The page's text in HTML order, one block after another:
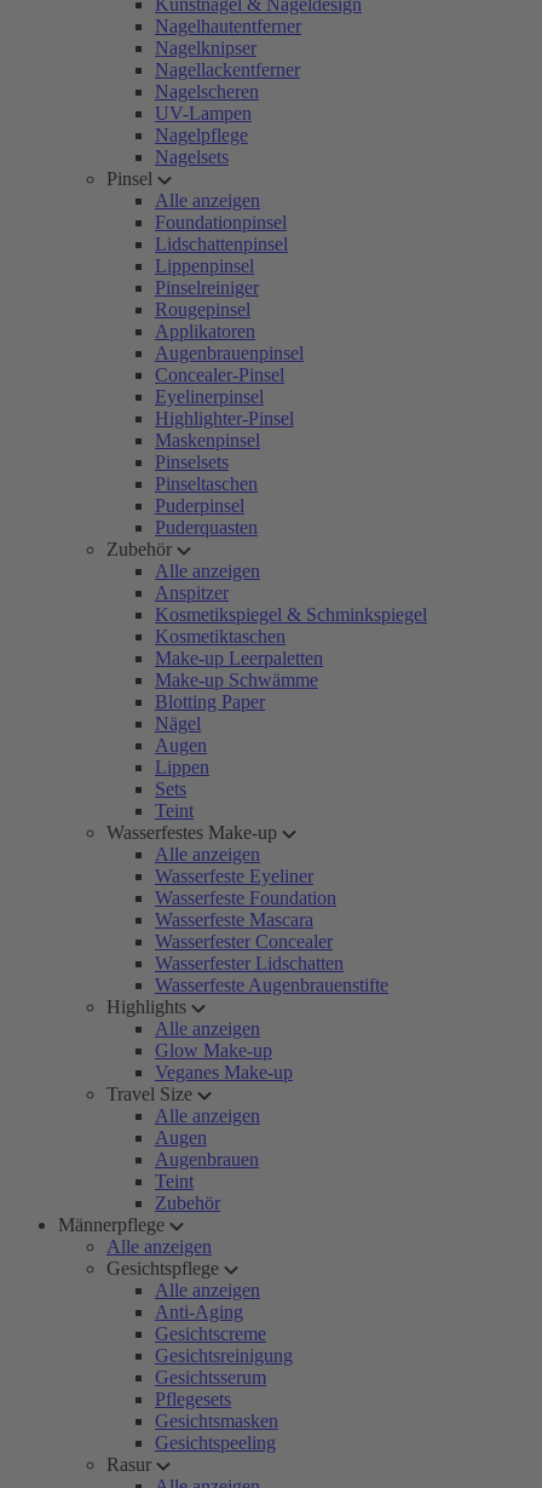
Kunstnägel & Nageldesign
Nagelhautentferner
Nagelknipser
Nagellackentferner
Nagelscheren
UV-Lampen
Nagelpflege
Nagelsets
Pinsel
Alle anzeigen
Foundationpinsel
Lidschattenpinsel
Lippenpinsel
Pinselreiniger
Rougepinsel
Applikatoren
Augenbrauenpinsel
Concealer-Pinsel
Eyelinerpinsel
Highlighter-Pinsel
Maskenpinsel
Pinselsets
Pinseltaschen
Puderpinsel
Puderquasten
Zubehör
Alle anzeigen
Anspitzer
Kosmetikspiegel & Schminkspiegel
Kosmetiktaschen
Make-up Leerpaletten
Make-up Schwämme
Blotting Paper
Nägel
Augen
Lippen
Sets
Teint
Wasserfestes Make-up
Alle anzeigen
Wasserfeste Eyeliner
Wasserfeste Foundation
Wasserfeste Mascara
Wasserfester Concealer
Wasserfester Lidschatten
Wasserfeste Augenbrauenstifte
Highlights
Alle anzeigen
Glow Make-up
Veganes Make-up
Travel Size
Alle anzeigen
Augen
Augenbrauen
Teint
Zubehör
Männerpflege
Alle anzeigen
Gesichtspflege
Alle anzeigen
Anti-Aging
Gesichtscreme
Gesichtsreinigung
Gesichtsserum
Pflegesets
Gesichtsmasken
Gesichtspeeling
Rasur